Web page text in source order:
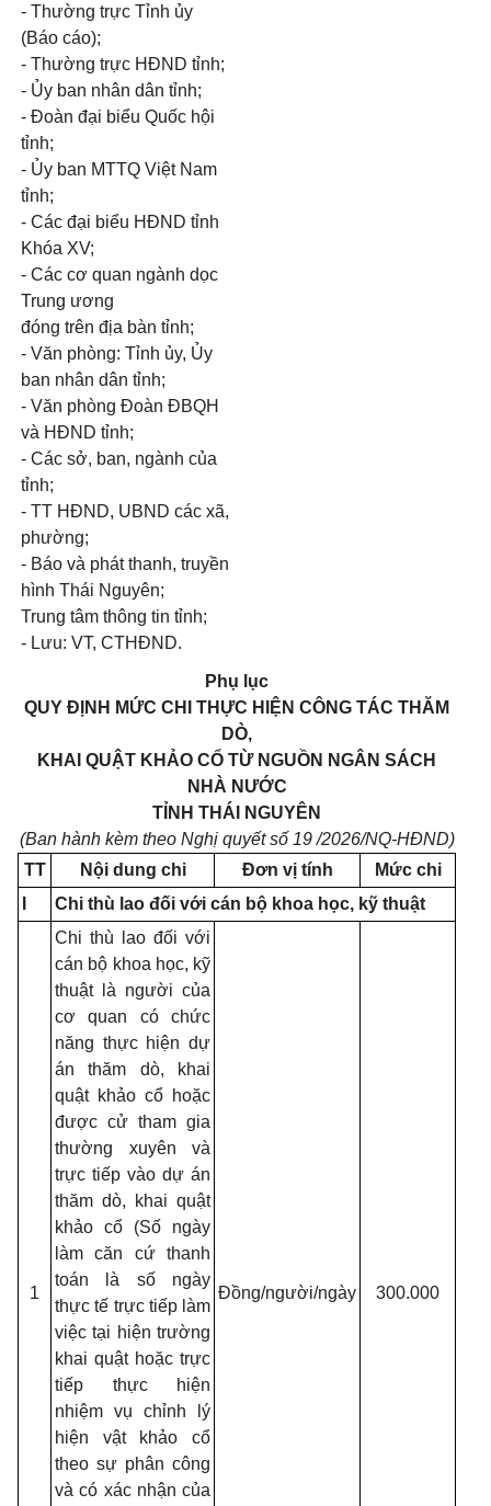
- Thường trực Tỉnh ủy
(Báo cáo);
- Thường trực HĐND tỉnh;
- Ủy ban nhân dân tỉnh;
- Đoàn đại biểu Quốc hội
tỉnh;
- Ủy ban MTTQ Việt Nam
tỉnh;
- Các đại biểu HĐND tỉnh
Khóa XV;
- Các cơ quan ngành dọc
Trung ương
đóng trên địa bàn tỉnh;
- Văn phòng: Tỉnh ủy, Ủy
ban nhân dân tỉnh;
- Văn phòng Đoàn ĐBQH
và HĐND tỉnh;
- Các sở, ban, ngành của
tỉnh;
- TT HĐND, UBND các xã,
phường;
- Báo và phát thanh, truyền
hình Thái Nguyên;
Trung tâm thông tin tỉnh;
- Lưu: VT, CTHĐND.
Phụ lục
QUY ĐỊNH MỨC CHI THỰC HIỆN CÔNG TÁC THĂM
DÒ,
KHAI QUẬT KHẢO CỔ TỪ NGUỒN NGÂN SÁCH
NHÀ NƯỚC
TỈNH THÁI NGUYÊN
(Ban hành kèm theo Nghị quyết số 19 /2026/NQ-HĐND)
TT
Nội dung chi Đơn vị tính
Mức chi
Chi thù lao đối với cán bộ khoa học, kỹ thuật
1
Chi thù lao đối với
cán bộ khoa học, kỹ
thuật là người của
cơ quan có chức
năng thực hiện dự
án thăm dò, khai
quật khảo cổ hoặc
được cử tham gia
thường xuyên và
trực tiếp vào dự án
thăm dò, khai quật
khảo cổ (Số ngày
làm căn cứ thanh
toán là số ngày
thực tế trực tiếp làm
việc tại hiện trường
khai quật hoặc trực
tiếp thực hiện
nhiệm vụ chỉnh lý
hiện vật khảo cổ
theo sự phân công
và có xác nhận của
Đồng/người/ngày 300.000